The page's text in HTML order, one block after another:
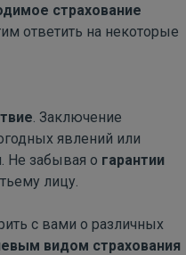
страхование
ответить на некоторые
. Заключение
явлений или
Не забывая о гарантии
лицу.
с вами о различных
видом страхования